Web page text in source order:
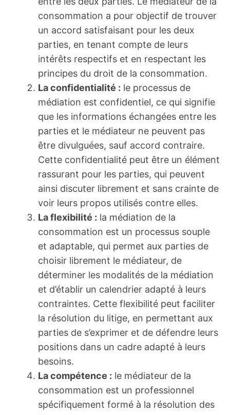
consommation a pour objectif de trouver
un accord satisfaisant pour les deux
parties, en tenant compte de leurs
intérêts respectifs et en respectant les
principes du droit de la consommation.
La confidentialité : le processus de
médiation est confidentiel, ce qui signifie
que les informations échangées entre les
parties et le médiateur ne peuvent pas
être divulguées, sauf accord contraire.
Cette confidentialité peut être un élément
rassurant pour les parties, qui peuvent
ainsi discuter librement et sans crainte de
voir leurs propos utilisés contre elles.
La flexibilité : la médiation de la
consommation est un processus souple
et adaptable, qui permet aux parties de
choisir librement le médiateur, de
déterminer les modalités de la médiation
et d’établir un calendrier adapté à leurs
contraintes. Cette flexibilité peut faciliter
la résolution du litige, en permettant aux
parties de s’exprimer et de défendre leurs
positions dans un cadre adapté à leurs
besoins.
La compétence : le médiateur de la
consommation est un professionnel
spécifiquement formé à la résolution des